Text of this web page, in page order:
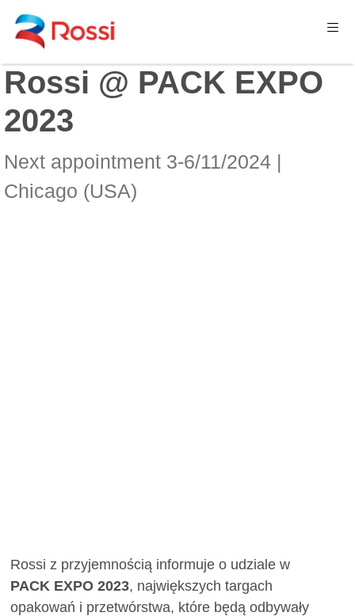
Rossi @ PACK EXPO
2023
Next appointment 3-6/11/2024 |
Chicago (USA)
Rossi z przyjemnością informuje o udziale w
PACK EXPO 2023, największych targach
opakowań i przetwórstwa, które będą odbywały